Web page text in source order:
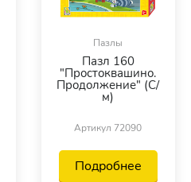
Пазлы
Пазл 160
"Простоквашино.
Продолжение" (С/
м)
Артикул 72090
Подробнее